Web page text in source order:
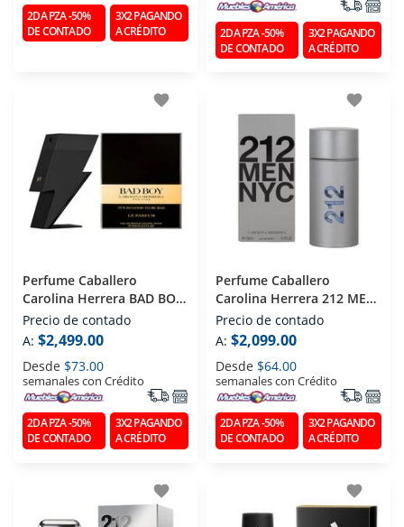
2DA PZA -50%
DE CONTADO
3X2 PAGANDO
A CRÉDITO
2DA PZA -50%
DE CONTADO
3X2 PAGANDO
A CRÉDITO
favorite
Perfume Caballero
Carolina Herrera BAD BOY
(edt) Eau De Toilette 100
Ml
Precio de contado
A: $2,499.00
Desde $73.00
semanales con Crédito
2DA PZA -50%
DE CONTADO
3X2 PAGANDO
A CRÉDITO
favorite
Perfume Caballero
Carolina Herrera 212 MEN
NYC (edt) Eau De Toilette
100 Ml
Precio de contado
A: $2,099.00
Desde $64.00
semanales con Crédito
2DA PZA -50%
DE CONTADO
3X2 PAGANDO
A CRÉDITO
favorite favorite